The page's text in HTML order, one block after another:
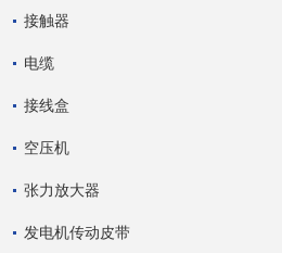
接触器
电缆
接线盒
空压机
张力放大器
发电机传动皮带